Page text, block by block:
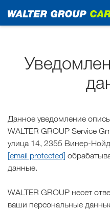
Start
Данное уведомление
WALTER GROUP Service
улица 14, 2355 Винер-
[email protected]
данные.
WALTER GROUP несет
ваши персональные